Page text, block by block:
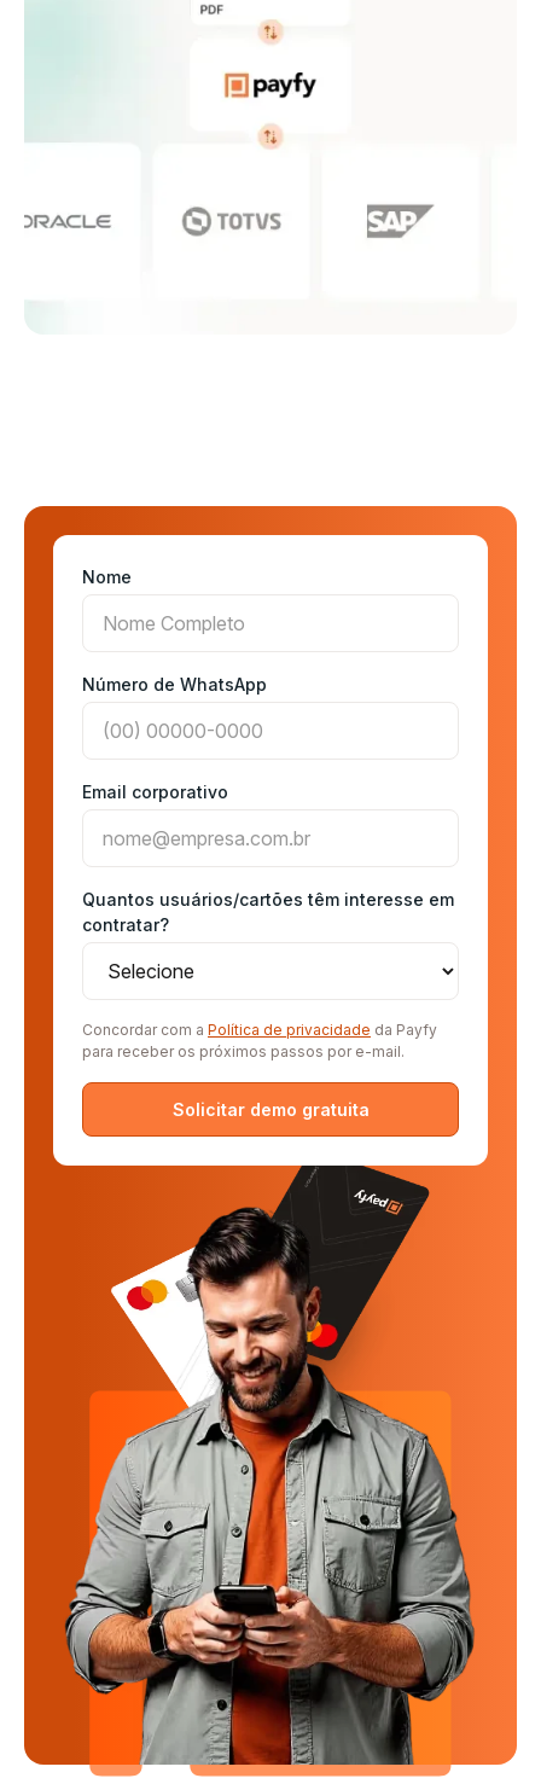
Nome
Número de WhatsApp
Email corporativo
Quantos usuários/cartões têm interesse em
contratar?
Concordar com a Política de privacidade da Payfy
para receber os próximos passos por e-mail.